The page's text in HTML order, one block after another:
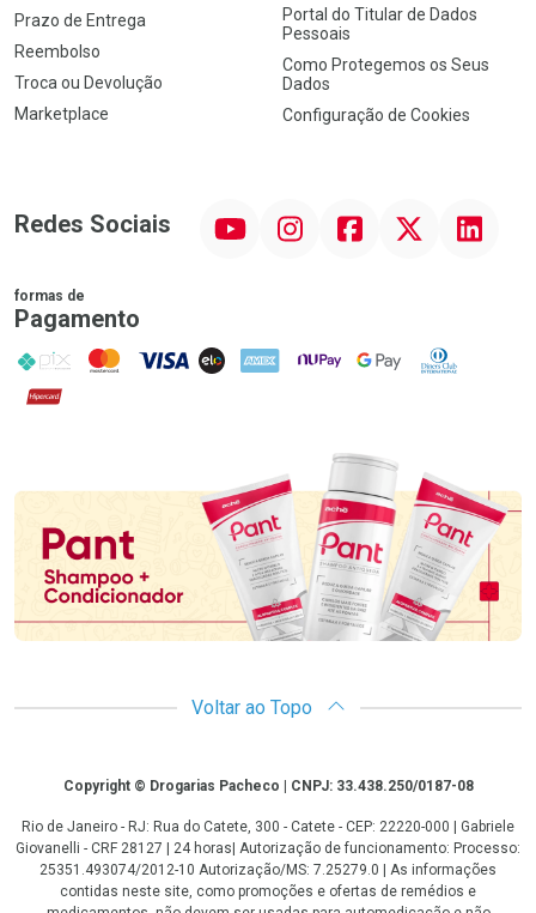
Prazo de Entrega
Reembolso
Troca ou Devolução
Marketplace
Portal do Titular de Dados
Pessoais
Como Protegemos os Seus
Dados
Configuração de Cookies
Redes Sociais InstagramFacebook Linkedin
formas de
Pagamento
PIX MasterCard
VISA ELO AMEX NuPay Google PayDiners Club
Hipercard
Promoção em Destaque
Voltar ao Topo
CopyrightCopyright © Drogarias Pacheco | CNPJ: 33.438.250/0187-08
Rio de Janeiro - RJ: Rua do Catete, 300 - Catete - CEP: 22220-000 | Gabriele
Giovanelli - CRF 28127 | 24 horas| Autorização de funcionamento: Processo:
25351.493074/2012-10 Autorização/MS: 7.25279.0 | As informações
contidas neste site, como promoções e ofertas de remédios e